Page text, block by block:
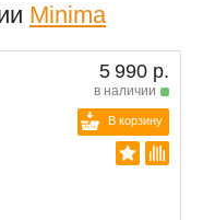
Minima
5 990 р.
в наличии
В корзину